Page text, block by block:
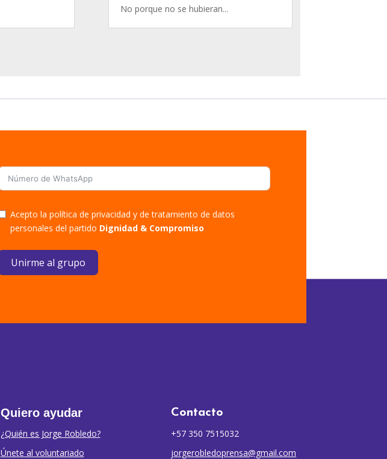
No porque no se hubieran...
Acepto la política de privacidad y de tratamiento de datos
personales del partido Dignidad & Compromiso
Unirme al grupo
Quiero ayudar
¿Quién es Jorge Robledo?
Únete al voluntariado
Contacto
+57 350 7515032
jorgerobledoprensa@gmail.com